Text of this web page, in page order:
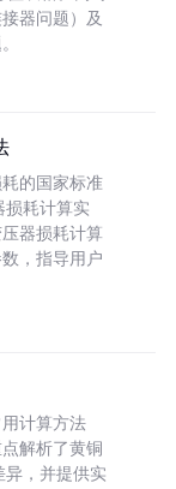
器问题）及
的国家标准
损耗计算实
器损耗计算
，指导用户
计算方法
解析了黄铜
异，并提供实